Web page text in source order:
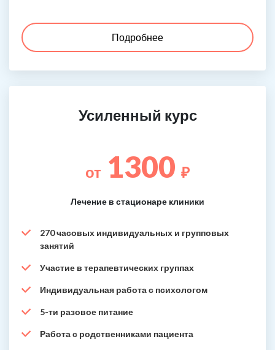
Подробнее
Усиленный курс
от 1300 ₽
Лечение в стационаре клиники
270 часовых индивидуальных и групповых
занятий
Участие в терапевтических группах
Индивидуальная работа с психологом
5-ти разовое питание
Работа с родственниками пациента